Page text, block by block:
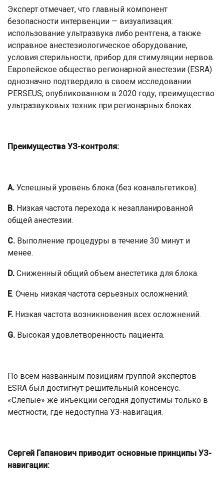
Эксперт отмечает, что главный компонент
безопасности интервенции — визуализация:
использование ультразвука либо рентгена, а также
исправное анестезиологическое оборудование,
условия стерильности, прибор для стимуляции нервов.
Европейское общество регионарной анестезии (ESRA)
однозначно подтвердило в своем исследовании
PERSEUS, опубликованном в 2020 году, преимущество
ультразвуковых техник при регионарных блоках.
Преимущества УЗ-контроля:
А. Успешный уровень блока (без коанальгетиков).
В. Низкая частота перехода к незапланированной
общей анестезии.
С. Выполнение процедуры в течение 30 минут и
менее.
D. Сниженный общий объем анестетика для блока.
E. Очень низкая частота серьезных осложнений.
F. Низкая частота возникновения всех осложнений.
G. Высокая удовлетворенность пациента.
По всем названным позициям группой экспертов
ESRA был достигнут решительный консенсус.
«Слепые» же инъекции сегодня допустимы только в
местности, где недоступна УЗ-навигация.
Сергей Гапанович приводит основные принципы УЗ-
навигации: